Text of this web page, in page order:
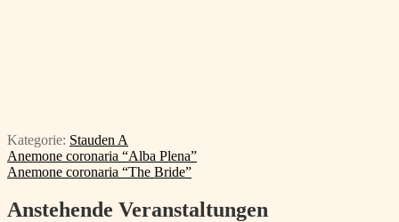
Kategorie: Stauden A
Beitragsnavigation
Vorheriger
Beitrag:
Anemone coronaria “Alba Plena”
Nächster
Anemone coronaria “The Bride”
Anstehende Veranstaltungen